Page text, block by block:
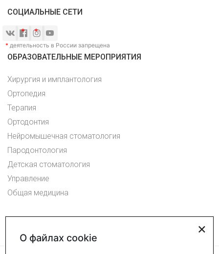
СОЦИАЛЬНЫЕ СЕТИ
* деятельность в России запрещена
ОБРАЗОВАТЕЛЬНЫЕ МЕРОПРИЯТИЯ
Хирургия и имплантология
Ортопедия
Терапия
Ортодонтия
Нейромышечная стоматология
Пародонтология
Детская стоматология
Управление
Общая медицина
×
О файлах cookie